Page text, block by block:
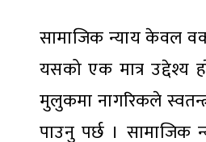
सामाजिक न्याय केवल
यसको एक मात्र उद्देश्य
मुलुकमा नागरिकले
पाउनु पर्छ । सामाजिक